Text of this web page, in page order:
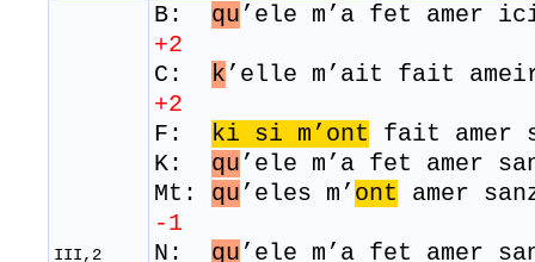
III,2
B: qu ’ele m’a fet
+2
C: k ’elle m’ait fait
+2
F: ki si m’ont fait amer
K: qu ’ele m’a fet amer
Mt: qu ’eles m’ ont
-1
N: qu ’ele m’a fet amer